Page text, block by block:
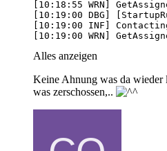
[10:19:00 WRN]
Alles anzeigen
Keine Ahnung was da
was zerschossen,..